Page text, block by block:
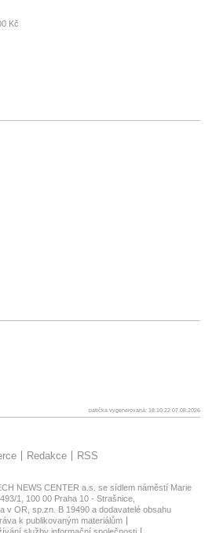
Kč
patička vygenerovaná: 18:10:22 07.08.2026
Redakce RSS
NEWS CENTER a.s. se sídlem náměstí Marie
1, 100 00 Praha 10 - Strašnice,
v OR, sp.zn. B 19490 a dodavatelé obsahu
k publikovaným materiálům